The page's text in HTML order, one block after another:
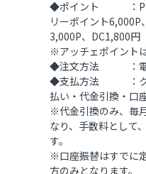
◆ポイント ：PR
リーポイント6,000P
3,000P、DC1,800円
※アッチェポイント
◆注文方法 ：電話
◆支払方法 ：クレ
払い・代金引換・口
※代金引換のみ、毎
なり、手数料として
す。
※口座振替はすでに
方のみとなります。